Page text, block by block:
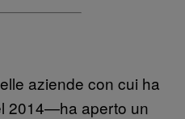
aziende con cui ha
2014—ha aperto un